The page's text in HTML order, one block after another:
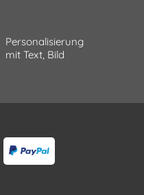
Personalisierung
mit Text, Bild